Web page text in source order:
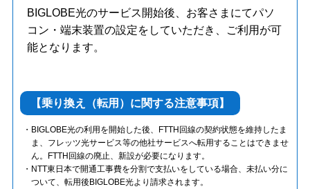
BIGLOBE光のサービス開始後、お客さまにてパソ
コン・端末装置の設定をしていただき、ご利用が可
能となります。
【乗り換え（転用）に関する注意事項】
BIGLOBE光の利用を開始した後、FTTH回線の契約状態を維持したま
ま、フレッツ光サービス等の他社サービスへ転用することはできませ
ん。FTTH回線の廃止、新設が必要になります。
NTT東日本で開通工事費を分割で支払いをしている場合、未払い分に
ついて、転用後BIGLOBE光より請求されます。